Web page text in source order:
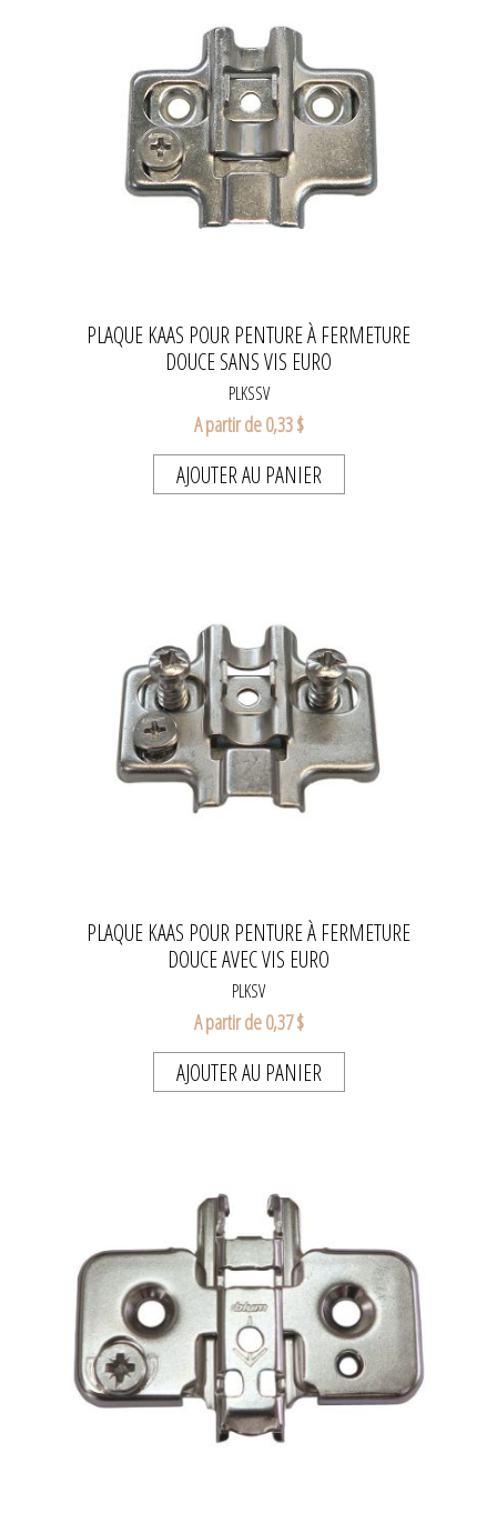
PLAQUE KAAS POUR PENTURE À FERMETURE
DOUCE SANS VIS EURO
PLKSSV
A partir de 0,33 $
AJOUTER AU PANIER
PLAQUE KAAS POUR PENTURE À FERMETURE
DOUCE AVEC VIS EURO
PLKSV
A partir de 0,37 $
AJOUTER AU PANIER